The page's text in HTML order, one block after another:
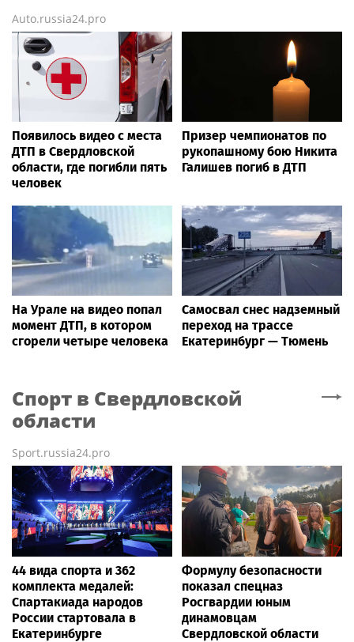
Auto.russia24.pro
Появилось видео с места
ДТП в Свердловской
области, где погибли пять
человек
Призер чемпионатов по
рукопашному бою Никита
Галишев погиб в ДТП
На Урале на видео попал
момент ДТП, в котором
сгорели четыре человека
Самосвал снес надземный
переход на трассе
Екатеринбург — Тюмень
Спорт в Свердловской
области
Sport.russia24.pro
44 вида спорта и 362
комплекта медалей:
Спартакиада народов
России стартовала в
Екатеринбурге
Формулу безопасности
показал спецназ
Росгвардии юным
динамовцам
Свердловской области